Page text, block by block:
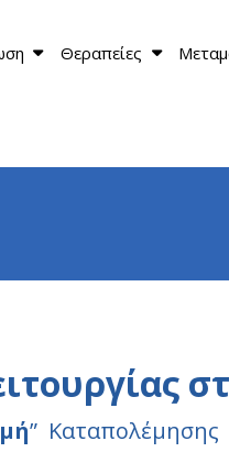
Θεραπείες
”